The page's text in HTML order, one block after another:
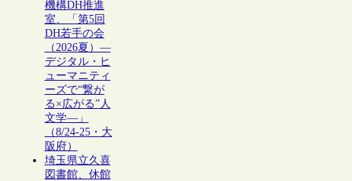
機構DH推進
室、「第5回
DH若手の会
（2026夏）―
デジタル・ヒ
ューマニティ
ーズで“繋が
る×広がる”人
文学―」
（8/24-25・大
阪府）
埼玉県立久喜
図書館、休館